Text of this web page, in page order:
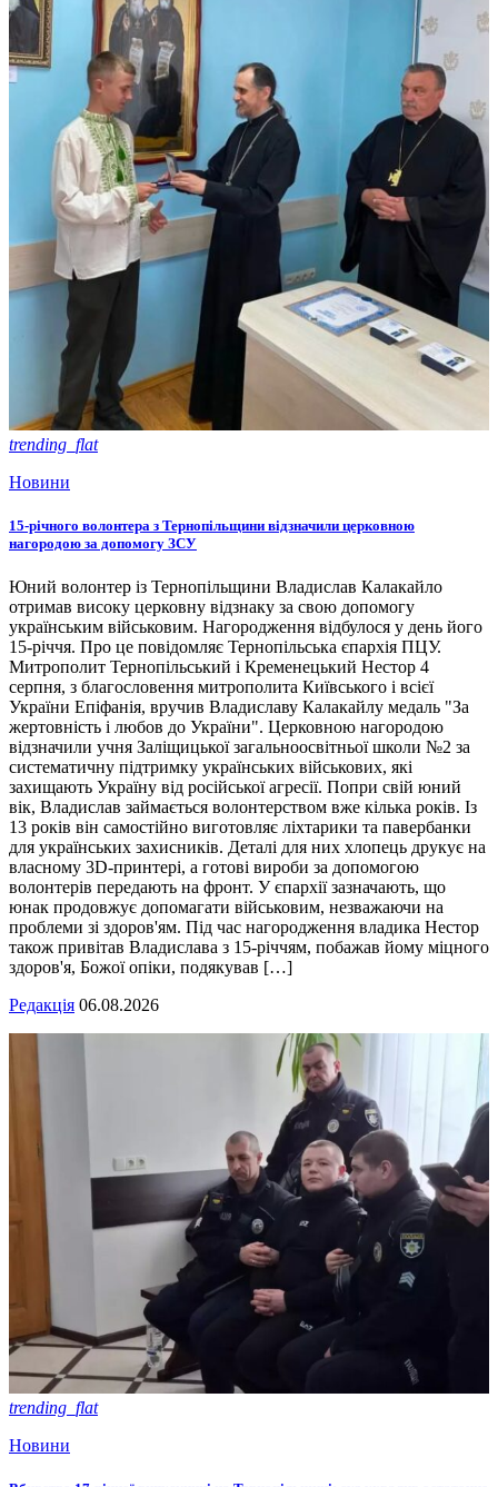
trending_flat
Новини
15-річного волонтера з Тернопільщини відзначили церковною
нагородою за допомогу ЗСУ
Юний волонтер із Тернопільщини Владислав Калакайло
отримав високу церковну відзнаку за свою допомогу
українським військовим. Нагородження відбулося у день його
15-річчя. Про це повідомляє Тернопільська єпархія ПЦУ.
Митрополит Тернопільський і Кременецький Нестор 4
серпня, з благословення митрополита Київського і всієї
України Епіфанія, вручив Владиславу Калакайлу медаль "За
жертовність і любов до України". Церковною нагородою
відзначили учня Заліщицької загальноосвітньої школи №2 за
систематичну підтримку українських військових, які
захищають Україну від російської агресії. Попри свій юний
вік, Владислав займається волонтерством вже кілька років. Із
13 років він самостійно виготовляє ліхтарики та павербанки
для українських захисників. Деталі для них хлопець друкує на
власному 3D-принтері, а готові вироби за допомогою
волонтерів передають на фронт. У єпархії зазначають, що
юнак продовжує допомагати військовим, незважаючи на
проблеми зі здоров'ям. Під час нагородження владика Нестор
також привітав Владислава з 15-річчям, побажав йому міцного
здоров'я, Божої опіки, подякував […]
Редакція 06.08.2026
trending_flat
Новини